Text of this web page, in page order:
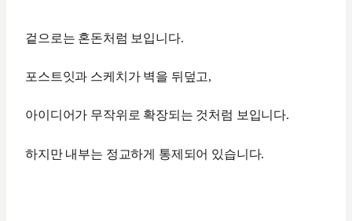
겉으로는 혼돈처럼 보입니다.
포스트잇과 스케치가 벽을 뒤덮고,
아이디어가 무작위로 확장되는 것처럼 보입니다.
하지만 내부는 정교하게 통제되어 있습니다.